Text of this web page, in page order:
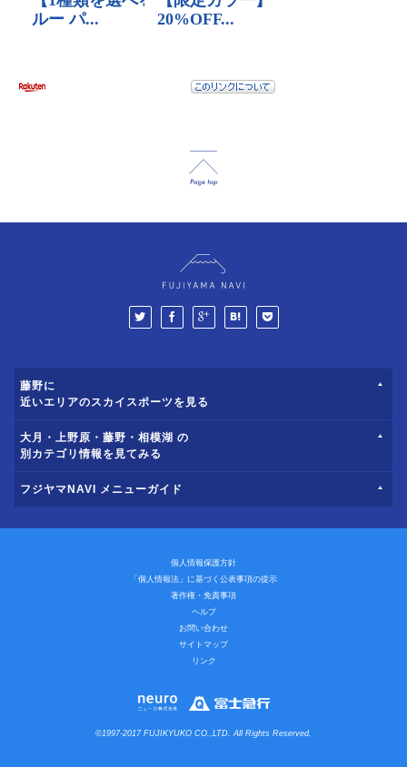
藤野に
近いエリアのスカイスポーツを見る
大月・上野原・藤野・相模湖 の
別カテゴリ情報を見てみる
フジヤマNAVI メニューガイド
個人情報保護方針
「個人情報法」に基づく公表事項の提示
著作権・免責事項
ヘルプ
お問い合わせ
サイトマップ
リンク
©1997-2017 FUJIKYUKO CO.,LTD. All Rights Reserved.